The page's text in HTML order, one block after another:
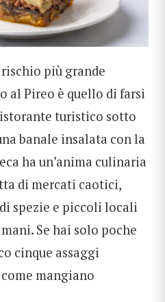
più grande
al Pireo è quello di farsi
turistico sotto
banale insalata con la
ha un’anima culinaria
di mercati caotici,
spezie e piccoli locali
Se hai solo poche
cinque assaggi
mangiano